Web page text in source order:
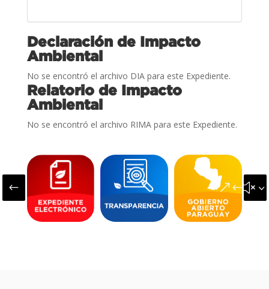
Declaración de Impacto
Ambiental
No se encontró el archivo DIA para este Expediente.
Relatorio de Impacto
Ambiental
No se encontró el archivo RIMA para este Expediente.
#